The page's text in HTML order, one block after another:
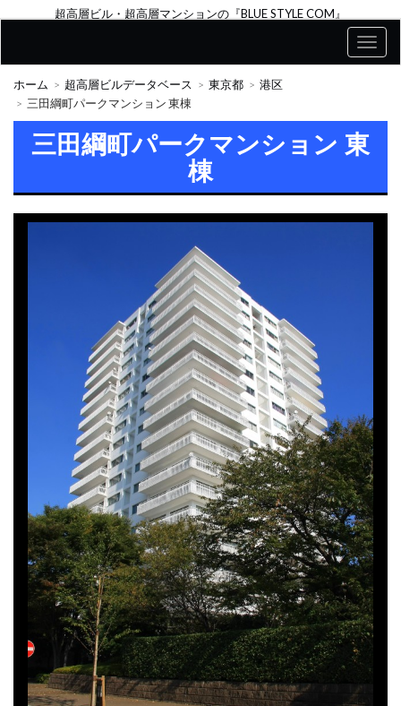
超高層ビル・超高層マンションの『BLUE STYLE COM』
ホーム 超高層ビルデータベース 東京都
港区
三田綱町パークマンション 東棟
三田綱町パークマンション 東
棟